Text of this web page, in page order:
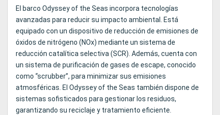
El barco Odyssey of the Seas incorpora tecnologías
avanzadas para reducir su impacto ambiental. Está
equipado con un dispositivo de reducción de emisiones de
óxidos de nitrógeno (NOx) mediante un sistema de
reducción catalítica selectiva (SCR). Además, cuenta con
un sistema de purificación de gases de escape, conocido
como “scrubber”, para minimizar sus emisiones
atmosféricas. El Odyssey of the Seas también dispone de
sistemas sofisticados para gestionar los residuos,
garantizando su reciclaje y tratamiento eficiente.